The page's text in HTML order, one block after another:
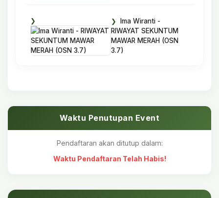
Ima Wiranti -
RIWAYAT SEKUNTUM
MAWAR MERAH (OSN
3.7)
Waktu Penutupan Event
Pendaftaran akan ditutup dalam:
Waktu Pendaftaran Telah Habis!